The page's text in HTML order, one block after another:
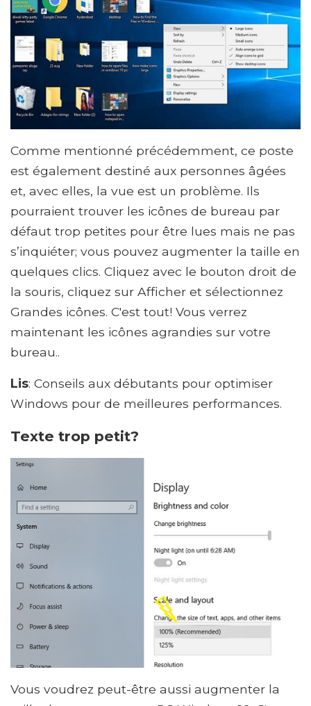
Comme mentionné précédemment, ce poste
est également destiné aux personnes âgées
et, avec elles, la vue est un problème. Ils
pourraient trouver les icônes de bureau par
défaut trop petites pour être lues mais ne pas
s’inquiéter; vous pouvez augmenter la taille en
quelques clics. Cliquez avec le bouton droit de
la souris, cliquez sur Afficher et sélectionnez
Grandes icônes. C'est tout! Vous verrez
maintenant les icônes agrandies sur votre
bureau..
Lis: Conseils aux débutants pour optimiser
Windows pour de meilleures performances.
Texte trop petit?
Vous voudrez peut-être aussi augmenter la